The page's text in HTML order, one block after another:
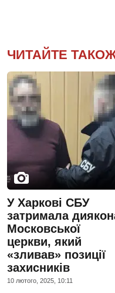
ЧИТАЙТЕ
У Харкові СБУ
затримала
Московської
церкви, який
«зливав» позиції
захисників
10 лютого, 2025, 10:11